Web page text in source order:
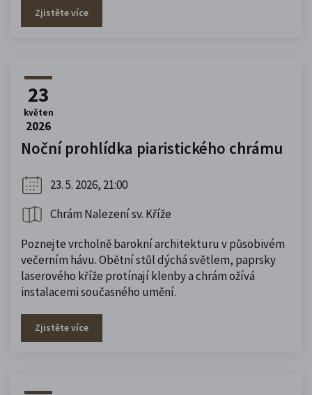
Zjistěte více
23
květen
2026
Noční prohlídka piaristického chrámu
23. 5. 2026, 21:00
Chrám Nalezení sv. Kříže
Poznejte vrcholně barokní architekturu v působivém
večerním hávu. Obětní stůl dýchá světlem, paprsky
laserového kříže protínají klenby a chrám ožívá
instalacemi současného umění.
Zjistěte více